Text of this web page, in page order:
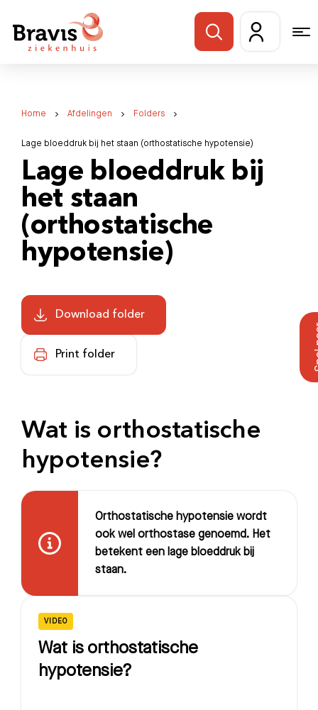
Home Afdelingen Folders
Lage bloeddruk bij het staan (orthostatische hypotensie)
Lage bloeddruk bij
het staan
(orthostatische
hypotensie)
Download folder
Print folder
Wat is orthostatische
hypotensie?
Orthostatische hypotensie wordt
ook wel orthostase genoemd. Het
betekent een lage bloeddruk bij
staan.
VIDEO
Wat is orthostatische
hypotensie?